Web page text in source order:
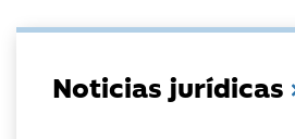
Noticias jurídicas